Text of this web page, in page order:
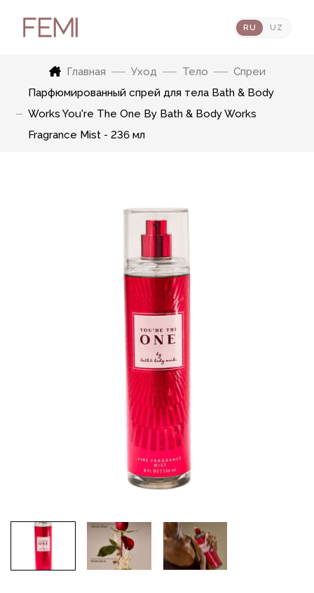
RU UZ
Главная Уход Тело
Спреи
Парфюмированный спрей для тела Bath & Body
Works You're The One By Bath & Body Works
Fragrance Mist - 236 мл